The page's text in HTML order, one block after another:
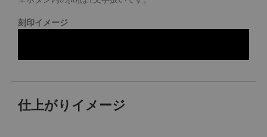
刻印イメージ
仕上がりイメージ